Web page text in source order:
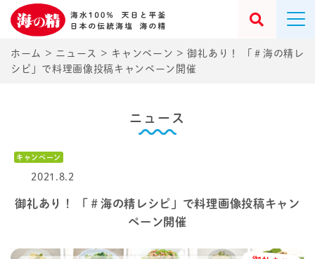
ホーム > ニュース > キャンペーン >御礼あり！ 「＃海の精レ
シピ」で料理画像投稿キャンペーン開催
ニュース
キャンペーン
2021.8.2
御礼あり！ 「＃海の精レシピ」で料理画像投稿キャン
ペーン開催